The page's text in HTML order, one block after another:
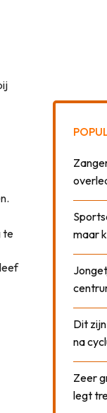
te
maar
Dit
na
Zeer
legt